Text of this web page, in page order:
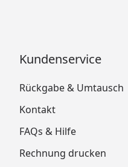
Kundenservice
Rückgabe & Umtausch
Kontakt
FAQs & Hilfe
Rechnung drucken